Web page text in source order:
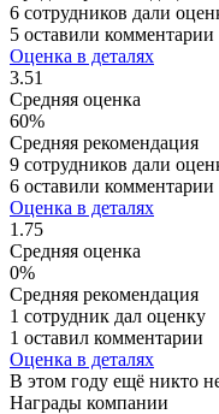
6 сотрудников дали
5 оставили комментарии
Оценка в деталях
3.51
Средняя оценка
60%
Средняя рекомендация
9 сотрудников дали
6 оставили комментарии
Оценка в деталях
1.75
Средняя оценка
0%
Средняя рекомендация
1 сотрудник дал оценку
1 оставил комментарии
Оценка в деталях
В этом году ещё никто
Награды компании